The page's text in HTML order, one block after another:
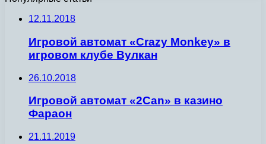
12.11.2018
Игровой автомат «Crazy Monkey» в
игровом клубе Вулкан
26.10.2018
Игровой автомат «2Can» в казино
Фараон
21.11.2019